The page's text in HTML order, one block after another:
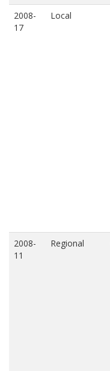
2008-
17
Local
2008-
11
Regional